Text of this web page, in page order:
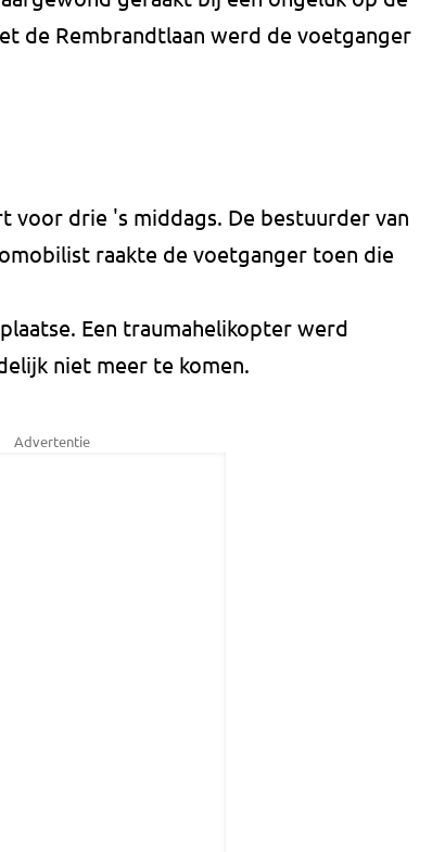
de Rembrandtlaan werd de voetganger
voor drie 's middags. De bestuurder van
raakte de voetganger toen die
Een traumahelikopter werd
niet meer te komen.
Advertentie